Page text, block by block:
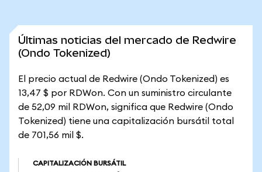
Últimas noticias del mercado de Redwire
(Ondo Tokenized)
El precio actual de Redwire (Ondo Tokenized) es
13,47 $ por RDWon. Con un suministro circulante
de 52,09 mil RDWon, significa que Redwire (Ondo
Tokenized) tiene una capitalización bursátil total
de 701,56 mil $.
CAPITALIZACIÓN BURSÁTIL